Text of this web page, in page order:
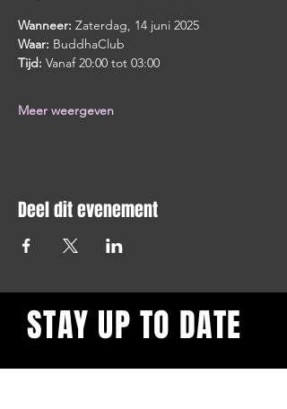
Wanneer: Zaterdag, 14 juni 2025
Waar: BuddhaClub
Tijd: Vanaf 20:00 tot 03:00
Meer weergeven
Deel dit evenement
Blijf op de hoogte en schrijf je
STAY UP TO DATE